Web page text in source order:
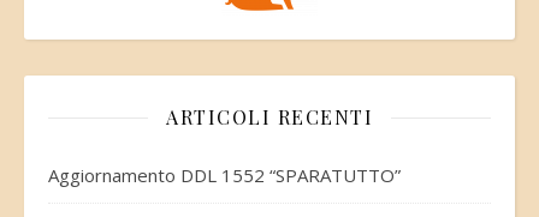
ARTICOLI RECENTI
Aggiornamento DDL 1552 “SPARATUTTO”